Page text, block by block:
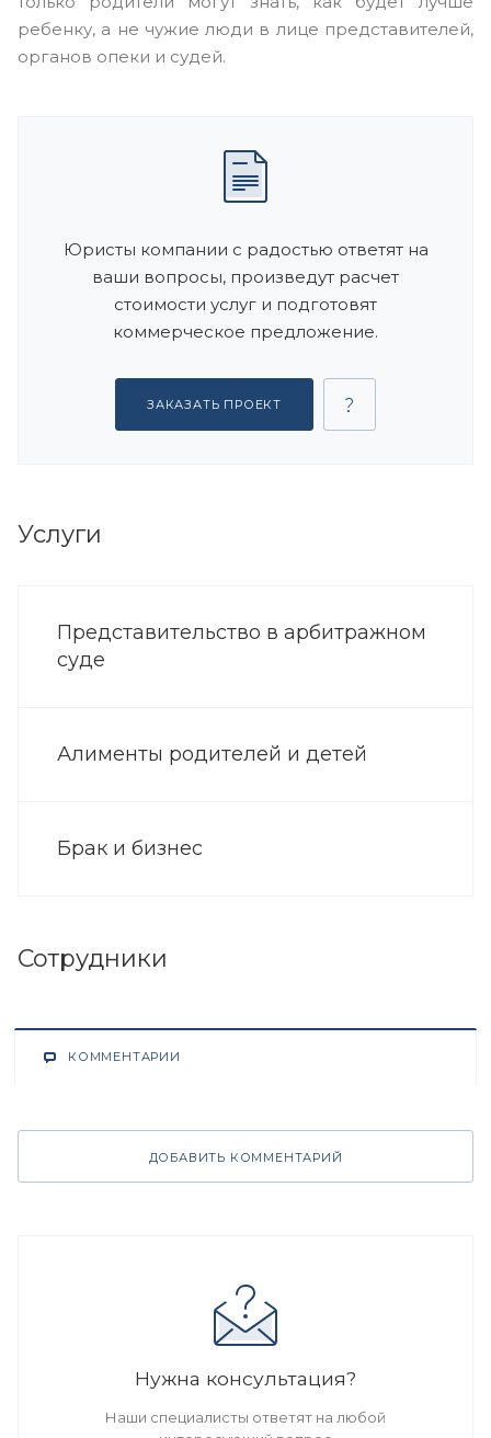
ребенку, а не чужие люди в лице представителей,
органов опеки и судей.
Юристы компании с радостью ответят на
ваши вопросы, произведут расчет
стоимости услуг и подготовят
коммерческое предложение.
ЗАКАЗАТЬ ПРОЕКТ
Услуги
Представительство в арбитражном
суде
Алименты родителей и детей
Брак и бизнес
Сотрудники
КОММЕНТАРИИ
ДОБАВИТЬ КОММЕНТАРИЙ
Нужна консультация?
Наши специалисты ответят на любой